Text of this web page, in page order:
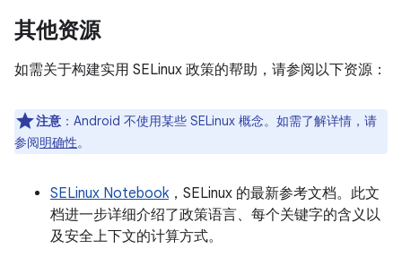
其他资源
如需关于构建实用 SELinux 政策的帮助，请参阅以下资源：
注意 ：Android 不使用某些 SELinux 概念。如需了解详情，请
参阅明确性。
SELinux Notebook，SELinux 的最新参考文档。此文
档进一步详细介绍了政策语言、每个关键字的含义以
及安全上下文的计算方式。